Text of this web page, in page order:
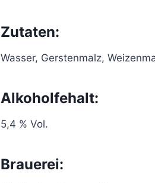
Zutaten:
Wasser, Gerstenmalz,
Alkoholfehalt:
5,4 % Vol.
Brauerei: